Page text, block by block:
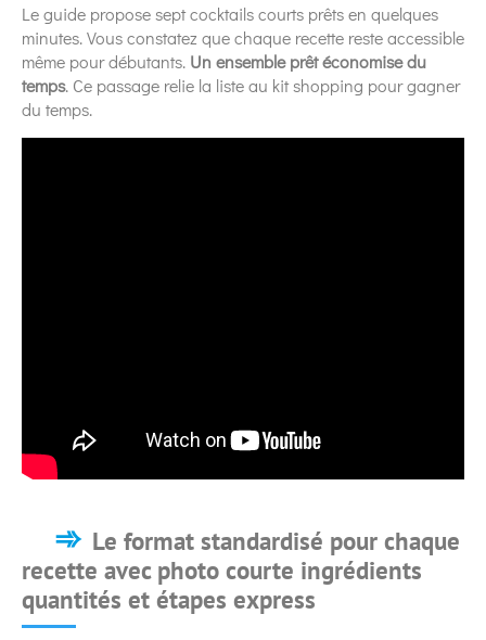
Le guide propose sept cocktails courts prêts en quelques
minutes. Vous constatez que chaque recette reste accessible
même pour débutants. Un ensemble prêt économise du
temps. Ce passage relie la liste au kit shopping pour gagner
du temps.
Le format standardisé pour chaque
recette avec photo courte ingrédients
quantités et étapes express